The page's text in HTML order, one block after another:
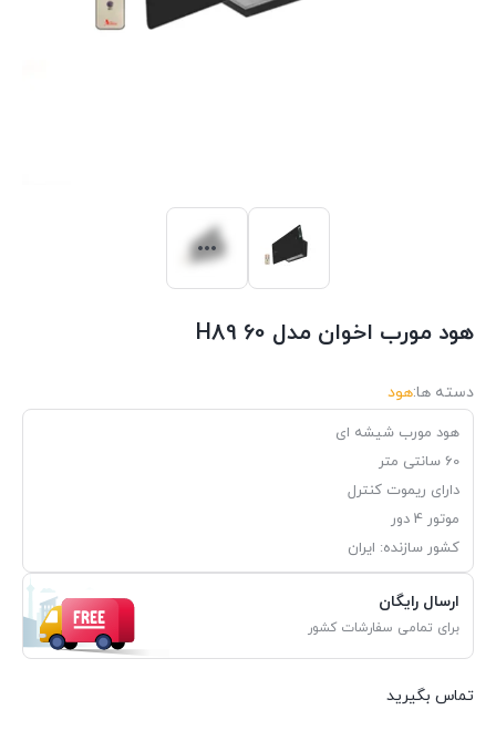
هود مورب اخوان مدل H89 60
دسته ها:هود
هود مورب شیشه ای
60 سانتی متر
دارای ریموت کنترل
موتور 4 دور
کشور سازنده: ایران
ارسال رایگان
برای تمامی سفارشات کشور
تماس بگیرید